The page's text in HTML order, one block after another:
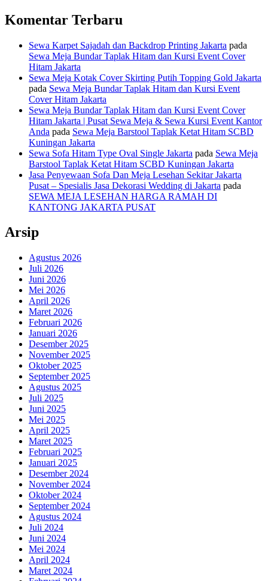
Komentar Terbaru
Sewa Karpet Sajadah dan Backdrop Printing Jakarta pada
Sewa Meja Bundar Taplak Hitam dan Kursi Event Cover
Hitam Jakarta
Sewa Meja Kotak Cover Skirting Putih Topping Gold Jakarta
pada Sewa Meja Bundar Taplak Hitam dan Kursi Event
Cover Hitam Jakarta
Sewa Meja Bundar Taplak Hitam dan Kursi Event Cover
Hitam Jakarta | Pusat Sewa Meja & Sewa Kursi Event Kantor
Anda pada Sewa Meja Barstool Taplak Ketat Hitam SCBD
Kuningan Jakarta
Sewa Sofa Hitam Type Oval Single Jakarta pada Sewa Meja
Barstool Taplak Ketat Hitam SCBD Kuningan Jakarta
Jasa Penyewaan Sofa Dan Meja Lesehan Sekitar Jakarta
Pusat – Spesialis Jasa Dekorasi Wedding di Jakarta pada
SEWA MEJA LESEHAN HARGA RAMAH DI
KANTONG JAKARTA PUSAT
Arsip
Agustus 2026
Juli 2026
Juni 2026
Mei 2026
April 2026
Maret 2026
Februari 2026
Januari 2026
Desember 2025
November 2025
Oktober 2025
September 2025
Agustus 2025
Juli 2025
Juni 2025
Mei 2025
April 2025
Maret 2025
Februari 2025
Januari 2025
Desember 2024
November 2024
Oktober 2024
September 2024
Agustus 2024
Juli 2024
Juni 2024
Mei 2024
April 2024
Maret 2024